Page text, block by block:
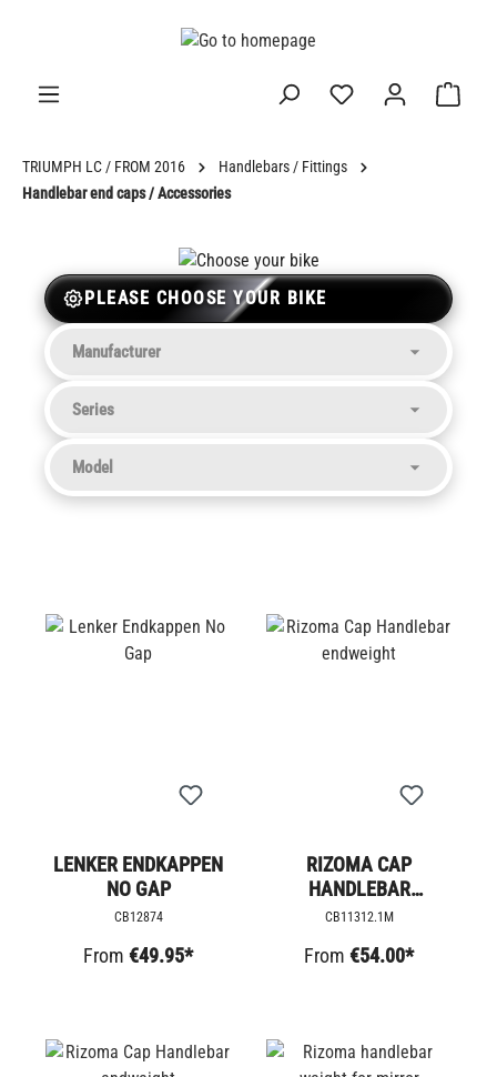
TRIUMPH LC / FROM 2016
Handlebars / Fittings
Handlebar end caps / Accessories
PLEASE CHOOSE YOUR BIKE
LENKER ENDKAPPEN
NO GAP
CB12874
From €49.95*
RIZOMA CAP
HANDLEBAR
ENDWEIGHT
CB11312.1M
From €54.00*